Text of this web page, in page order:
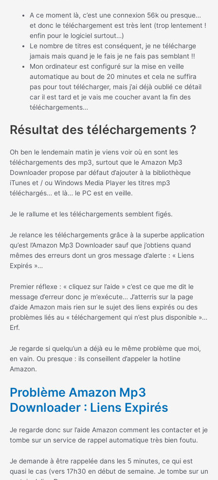
A ce moment là, c’est une connexion 56k ou presque…
et donc le téléchargement est très lent (trop lentement !
enfin pour le logiciel surtout…)
Le nombre de titres est conséquent, je ne télécharge
jamais mais quand je le fais je ne fais pas semblant !!
Mon ordinateur est configuré sur la mise en veille
automatique au bout de 20 minutes et cela ne suffira
pas pour tout télécharger, mais j’ai déjà oublié ce détail
car il est tard et je vais me coucher avant la fin des
téléchargements…
Résultat des téléchargements ?
Oh ben le lendemain matin je viens voir où en sont les
téléchargements des mp3, surtout que le Amazon Mp3
Downloader propose par défaut d’ajouter à la bibliothèque
iTunes et / ou Windows Media Player les titres mp3
téléchargés… et là… le PC est en veille.
Je le rallume et les téléchargements semblent figés.
Je relance les téléchargements grâce à la superbe application
qu’est l’Amazon Mp3 Downloader sauf que j’obtiens quand
mêmes des erreurs dont un gros message d’alerte : « Liens
Expirés »…
Premier réflexe : « cliquez sur l’aide » c’est ce que me dit le
message d’erreur donc je m’exécute… J’atterris sur la page
d’aide Amazon mais rien sur le sujet des liens expirés ou des
problèmes liés au « téléchargement qui n’est plus disponible »…
Erf.
Je regarde si quelqu’un a déjà eu le même problème que moi,
en vain. Ou presque : ils conseillent d’appeler la hotline
Amazon.
Problème Amazon Mp3
Downloader : Liens Expirés
Je regarde donc sur l’aide Amazon comment les contacter et je
tombe sur un service de rappel automatique très bien foutu.
Je demande à être rappelée dans les 5 minutes, ce qui est
quasi le cas (vers 17h30 en début de semaine. Je tombe sur un